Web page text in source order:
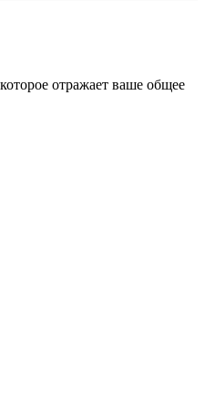
отражает ваше общее